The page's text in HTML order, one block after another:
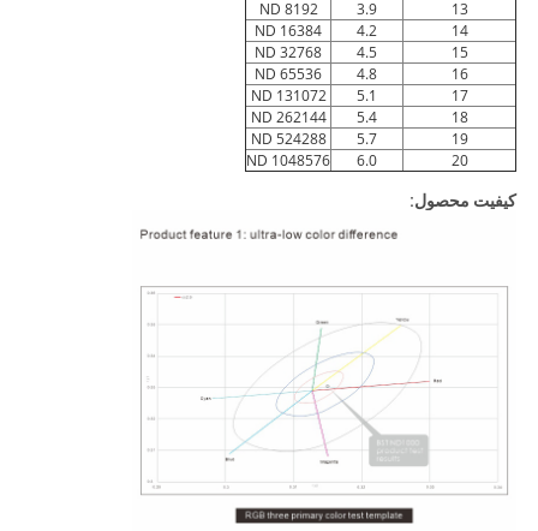
13
3.9
ND 8192
14
4.2
ND 16384
15
4.5
ND 32768
16
4.8
ND 65536
17
5.1
ND 131072
18
5.4
ND 262144
19
5.7
ND 524288
20
6.0
ND 1048576
کیفیت محصول: